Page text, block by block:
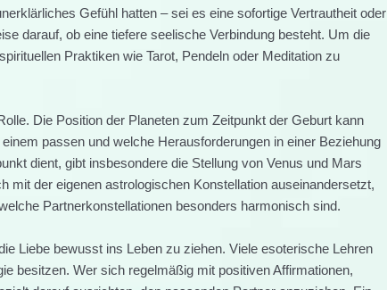
Gefühl hatten – sei es eine sofortige Vertrautheit oder
darauf, ob eine tiefere seelische Verbindung besteht. Um die
Praktiken wie Tarot, Pendeln oder Meditation zu
Die Position der Planeten zum Zeitpunkt der Geburt kann
passen und welche Herausforderungen in einer Beziehung
dient, gibt insbesondere die Stellung von Venus und Mars
mit der eigenen astrologischen Konstellation auseinandersetzt,
Partnerkonstellationen besonders harmonisch sind.
Liebe bewusst ins Leben zu ziehen. Viele esoterische Lehren
besitzen. Wer sich regelmäßig mit positiven Affirmationen,